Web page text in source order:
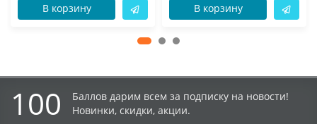
В корзину В корзину
100
Баллов дарим всем за подписку на новости!
Новинки, скидки, акции.